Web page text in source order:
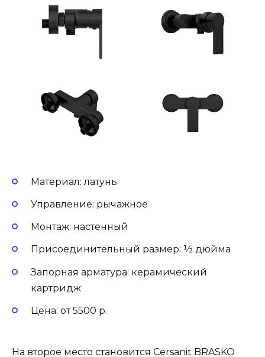
Материал: латунь
Управление: рычажное
Монтаж: настенный
Присоединительный размер: ½ дюйма
Запорная арматура: керамический
картридж
Цена: от 5500 р.
На второе место становится Cersanit BRASKO